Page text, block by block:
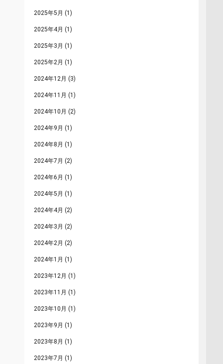
2025年5月 (1)
2025年4月 (1)
2025年3月 (1)
2025年2月 (1)
2024年12月 (3)
2024年11月 (1)
2024年10月 (2)
2024年9月 (1)
2024年8月 (1)
2024年7月 (2)
2024年6月 (1)
2024年5月 (1)
2024年4月 (2)
2024年3月 (2)
2024年2月 (2)
2024年1月 (1)
2023年12月 (1)
2023年11月 (1)
2023年10月 (1)
2023年9月 (1)
2023年8月 (1)
2023年7月 (1)